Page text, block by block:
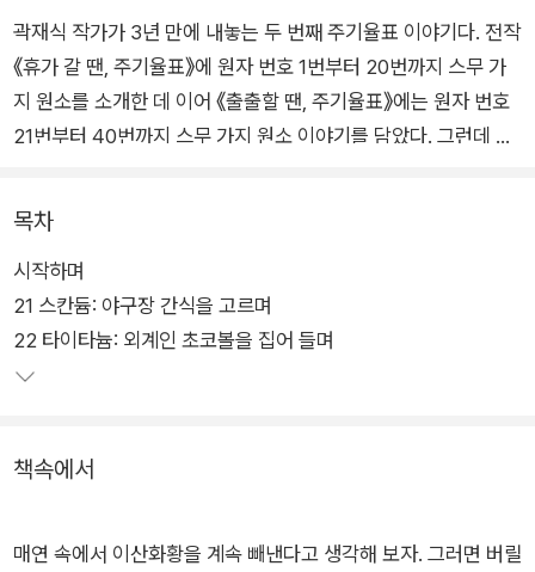
곽재식 작가가 3년 만에 내놓는 두 번째 주기율표 이야기다. 전작
《휴가 갈 땐, 주기율표》에 원자 번호 1번부터 20번까지 스무 가
지 원소를 소개한 데 이어 《출출할 땐, 주기율표》에는 원자 번호
21번부터 40번까지 스무 가지 원소 이야기를 담았다. 그런데 많
외우라고 해서 이름이라도 친숙한 편이지만, 21번부터는 살펴볼
기회조차 많지 않았던 탓에 이름마저 낯선 것들이 대부분이다. 그
래서 저자는 생소한 원소들을 조금이라도 가깝게 느낄 수 있도록
모든 원소를 우리가 먹는 음식과 관계 지어 이야기를 풀어 간다.
‘먹고사는 일에 닿아 있는 금속 열전’이라는 부제에서 짐작할 수
먹는 음식과 무슨 상관이 있을까? 철분을 많이 먹으라고 하는 의
보면 어떤 금속 원소들은 정말로 음식의 중요한 성분이다. 그래서
목차
시작하며
21 스칸듐: 야구장 간식을 고르며
22 타이타늄: 외계인 초코볼을 집어 들며
책속에서
매연 속에서 이산화황을 계속 빼낸다고 생각해 보자. 그러면 버릴